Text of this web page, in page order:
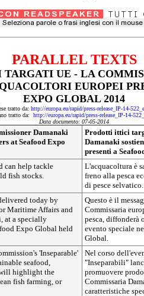
PARALLEL TEXTS
UE - LA
EUROPEI
EXPO GLOBAL 2014
tratto da: http://europa.eu/rapid/press-release_IP-14-
tratto da: http://europa.eu/rapid/press-release_IP-14-
Data documento: 07-05-2014
Damanaki
at Seafood Expo
Prodotti ittici
Damanaki
presenti a
can help tackle
fish stocks.
L'acquacoltura è
freno alla pesca
di pesce selvatico.
today by
Maritime Affairs and
at a specially
Expo Global held
Questo è il
Commissaria
pesca, diffonderà
evento speciale
Global.
'Inseparable'
seafood,
highlight the
fish farming, or
Nel corso
"Inseparabili"
promuovere
Commissaria
caratteristiche